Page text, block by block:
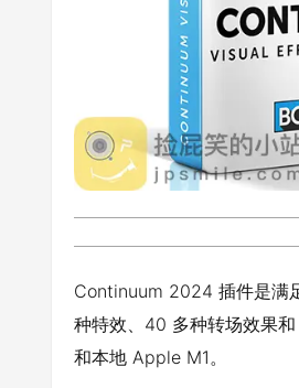
Continuum 2024 插件是满
种特效、40 多种转场效果
和本地 Apple M1。